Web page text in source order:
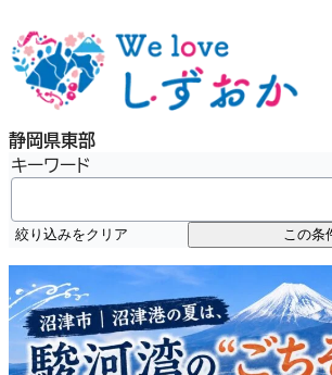
容
を
ッ
プ
静岡県東部
キーワード
絞り込みをクリア この条